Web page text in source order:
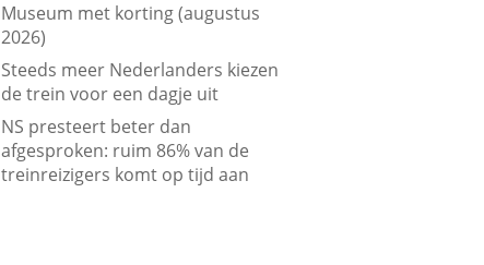
Museum met korting (augustus
2026)
Steeds meer Nederlanders kiezen
de trein voor een dagje uit
NS presteert beter dan
afgesproken: ruim 86% van de
treinreizigers komt op tijd aan